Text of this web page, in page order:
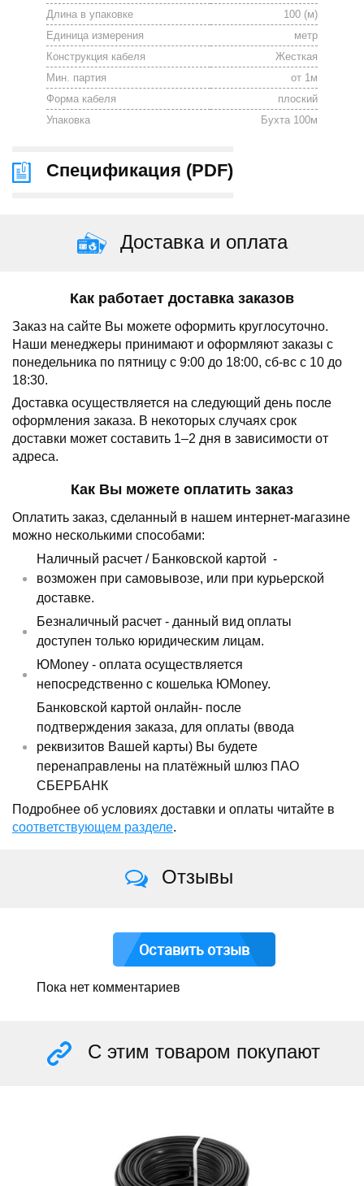
Длина в упаковке
100 (м)
Единица измерения
метр
Конструкция кабеля
Жесткая
Мин. партия
от 1м
Форма кабеля
плоский
Упаковка
Бухта 100м
Спецификация (PDF)
Доставка и оплата
Как работает доставка заказов
Заказ на сайте Вы можете оформить круглосуточно.
Наши менеджеры принимают и оформляют заказы с
понедельника по пятницу с 9:00 до 18:00, сб-вс с 10 до
18:30.
Доставка осуществляется на следующий день после
оформления заказа. В некоторых случаях срок
доставки может составить 1–2 дня в зависимости от
адреса.
Как Вы можете оплатить заказ
Оплатить заказ, сделанный в нашем интернет-магазине
можно несколькими способами:
Наличный расчет / Банковской картой -
возможен при самовывозе, или при курьерской
доставке.
Безналичный расчет - данный вид оплаты
доступен только юридическим лицам.
ЮMoney - оплата осуществляется
непосредственно с кошелька ЮMoney.
Банковской картой онлайн- после
подтверждения заказа, для оплаты (ввода
реквизитов Вашей карты) Вы будете
перенаправлены на платёжный шлюз ПАО
СБЕРБАНК
Подробнее об условиях доставки и оплаты читайте в
соответствующем разделе.
Отзывы
Оставить отзыв
Пока нет комментариев
С этим товаром покупают